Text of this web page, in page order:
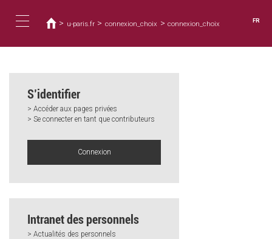
contenu
navigation
êtes
ici
> u-paris.fr > connexion_choix > connexion_choix FR
S’identifier
> Accéder aux pages privées
> Se connecter en tant que contributeurs
Connexion
Intranet des personnels
> Actualités des personnels